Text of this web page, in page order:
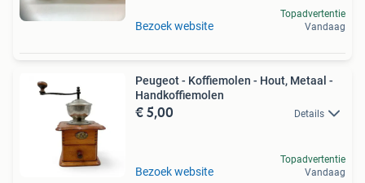
Bezoek website
Topadvertentie
Vandaag
Peugeot - Koffiemolen - Hout, Metaal -
Handkoffiemolen
€ 5,00 Details
Bezoek website
Topadvertentie
Vandaag